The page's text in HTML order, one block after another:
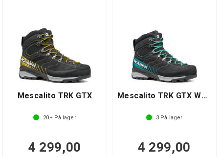
Mescalito TRK GTX
20+På lager
4 299,00
Mescalito TRK GTX Wmn
3 På lager
4 299,00